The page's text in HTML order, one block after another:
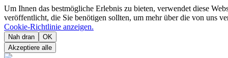
Um Ihnen das bestmögliche Erlebnis zu bieten, verwendet diese
veröffentlicht, die Sie benötigen sollten, um mehr über die von uns
Cookie-Richtlinie anzeigen.
Nah dran
OK
Akzeptiere alle